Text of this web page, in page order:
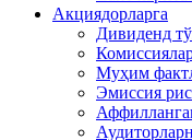
Акциядорларга
Дивиденд
Муҳим
Эмиссия